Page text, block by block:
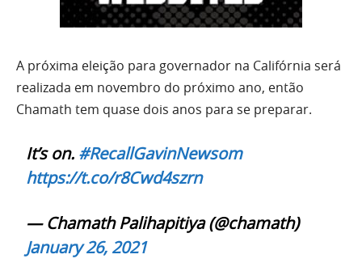
A próxima eleição para governador na Califórnia será
realizada em novembro do próximo ano, então
Chamath tem quase dois anos para se preparar.
It’s on. #RecallGavinNewsom
https://t.co/r8Cwd4szrn
— Chamath Palihapitiya (@chamath)
January 26, 2021